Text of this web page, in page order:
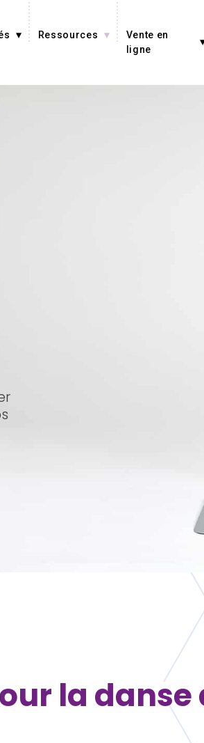
Ressources
Vente en
ligne
la